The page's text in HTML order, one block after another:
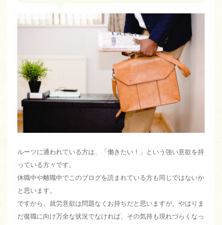
ルーツに通われている方は、「働きたい！」という強い意欲を持
っている方々です。
休職中や離職中でこのブログを読まれている方も同じではないか
と思います。
ですから、就労意欲は問題なくお持ちだと思いますが、やはりま
だ復職に向け万全な状況でなければ、その気持も現れづらくなっ